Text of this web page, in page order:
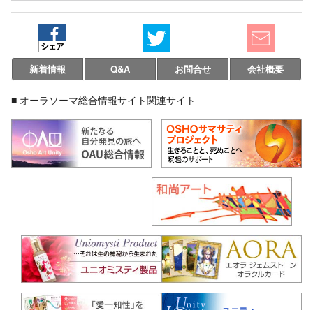
新着情報 Q&A お問合せ 会社概要
■ オーラソーマ総合情報サイト関連サイト